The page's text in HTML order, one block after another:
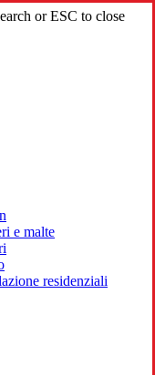
or ESC to close
e malte
residenziali